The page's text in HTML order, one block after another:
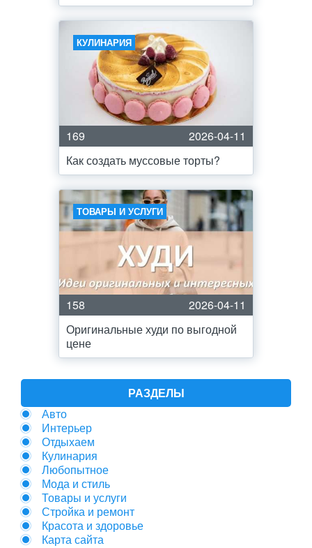
КУЛИНАРИЯ
169
2026-04-11
Как создать муссовые торты?
ТОВАРЫ И УСЛУГИ
158
2026-04-11
Оригинальные худи по выгодной
цене
РАЗДЕЛЫ
Авто
Интерьер
Отдыхаем
Кулинария
Любопытное
Мода и стиль
Товары и услуги
Стройка и ремонт
Красота и здоровье
Карта сайта